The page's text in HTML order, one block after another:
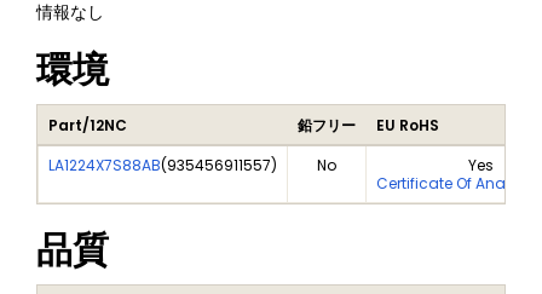
情報なし
環境
Part/12NC 鉛フリー
EU RoHS
LA1224X7S88AB(935456911557) No
Yes
Certificate Of
品質